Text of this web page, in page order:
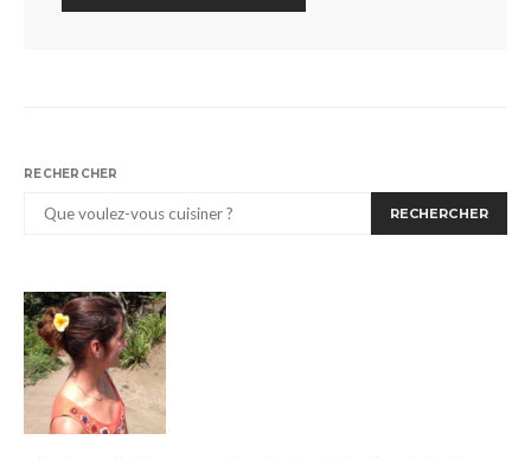
RECHERCHER
RECHERCHER